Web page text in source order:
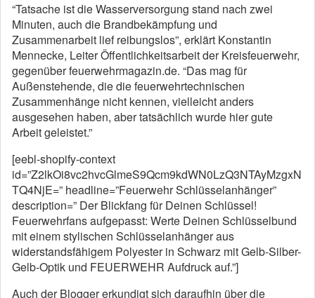
“Tatsache ist die Wasserversorgung stand nach zwei
Minuten, auch die Brandbekämpfung und
Zusammenarbeit lief reibungslos”, erklärt Konstantin
Mennecke, Leiter Öffentlichkeitsarbeit der Kreisfeuerwehr,
gegenüber feuerwehrmagazin.de. “Das mag für
Außenstehende, die die feuerwehrtechnischen
Zusammenhänge nicht kennen, vielleicht anders
ausgesehen haben, aber tatsächlich wurde hier gute
Arbeit geleistet.”
[eebl-shopify-context
id=”Z2lkOi8vc2hvcGlmeS9Qcm9kdWN0LzQ3NTAyMzgxN
TQ4NjE=” headline=”Feuerwehr Schlüsselanhänger”
description=” Der Blickfang für Deinen Schlüssel!
Feuerwehrfans aufgepasst: Werte Deinen Schlüsselbund
mit einem stylischen Schlüsselanhänger aus
widerstandsfähigem Polyester in Schwarz mit Gelb-Silber-
Gelb-Optik und FEUERWEHR Aufdruck auf.”]
Auch der Blogger erkundigt sich daraufhin über die